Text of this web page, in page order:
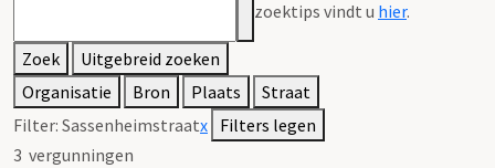
zoektips vindt u hier.
Zoek
Uitgebreid zoeken
Organisatie
Bron Plaats
Straat
Filter: Sassenheimstraatx Filters legen
3 vergunningen